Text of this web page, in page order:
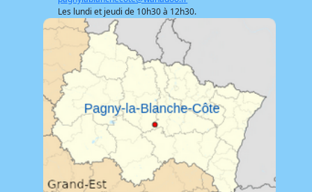
Les lundi et jeudi de 10h30 à 12h30.